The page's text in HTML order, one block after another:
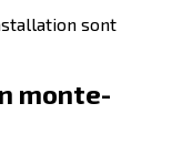
sont
monte-